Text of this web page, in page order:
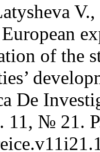
of the
De
11, № 21.